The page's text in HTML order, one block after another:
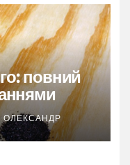
повний
ОЛЕКСАНДР